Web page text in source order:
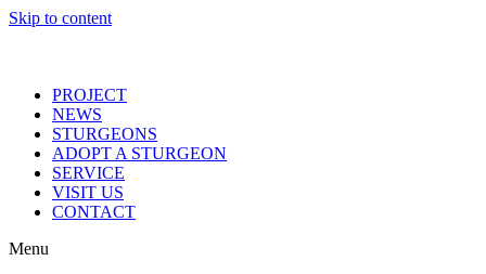
Skip to content
PROJECT
NEWS
STURGEONS
ADOPT A STURGEON
SERVICE
VISIT US
CONTACT
Menu